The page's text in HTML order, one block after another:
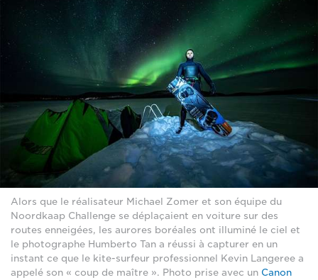
Alors que le réalisateur Michael Zomer et son équipe du
Noordkaap Challenge se déplaçaient en voiture sur des
routes enneigées, les aurores boréales ont illuminé le ciel et
le photographe Humberto Tan a réussi à capturer en un
instant ce que le kite-surfeur professionnel Kevin Langeree a
appelé son « coup de maître ». Photo prise avec un Canon